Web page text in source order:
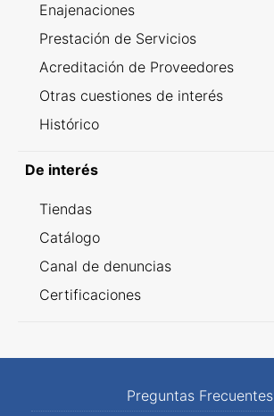
Enajenaciones
Prestación de Servicios
Acreditación de Proveedores
Otras cuestiones de interés
Histórico
De interés
Tiendas
Catálogo
Canal de denuncias
Certificaciones
Preguntas Frecuentes